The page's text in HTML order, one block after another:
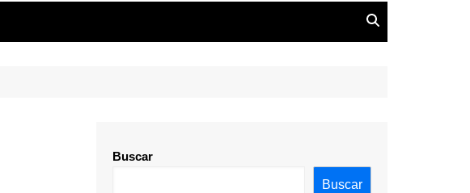
Buscar
Buscar